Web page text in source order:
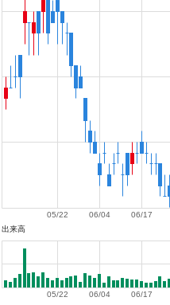
06/17
06/04
05/22
出来高
06/17
06/04
05/22